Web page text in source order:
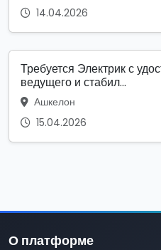
14.04.2026
Требуется Электрик с
ведущего и стабил...
Ашкелон
15.04.2026
О платформе